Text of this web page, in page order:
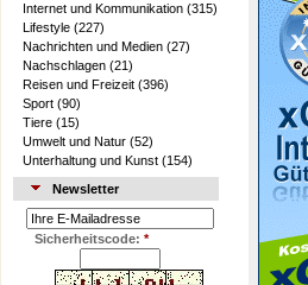
Internet und Kommunikation (315)
Lifestyle (227)
Nachrichten und Medien (27)
Nachschlagen (21)
Reisen und Freizeit (396)
Sport (90)
Tiere (15)
Umwelt und Natur (52)
Unterhaltung und Kunst (154)
Newsletter
Sicherheitscode: *